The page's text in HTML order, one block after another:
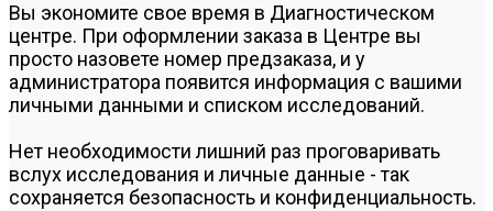
Вы экономите свое время в Диагностическом
центре. При оформлении заказа в Центре вы
просто назовете номер предзаказа, и у
администратора появится информация с вашими
личными данными и списком исследований.
Нет необходимости лишний раз проговаривать
вслух исследования и личные данные - так
сохраняется безопасность и конфиденциальность.